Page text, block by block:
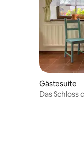
Gästesuite
Das Schloss